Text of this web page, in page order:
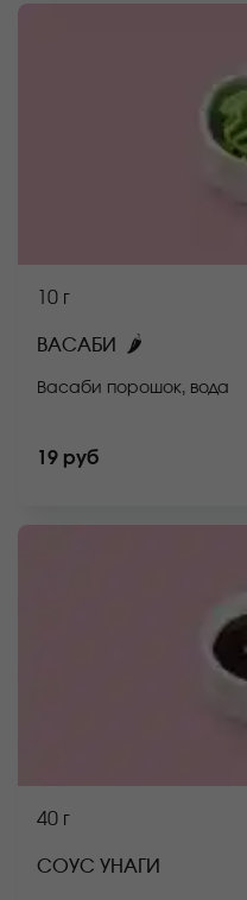
10 г
ВАСАБИ 🌶
Васаби порошок, вода
19 руб
40 г
СОУС УНАГИ